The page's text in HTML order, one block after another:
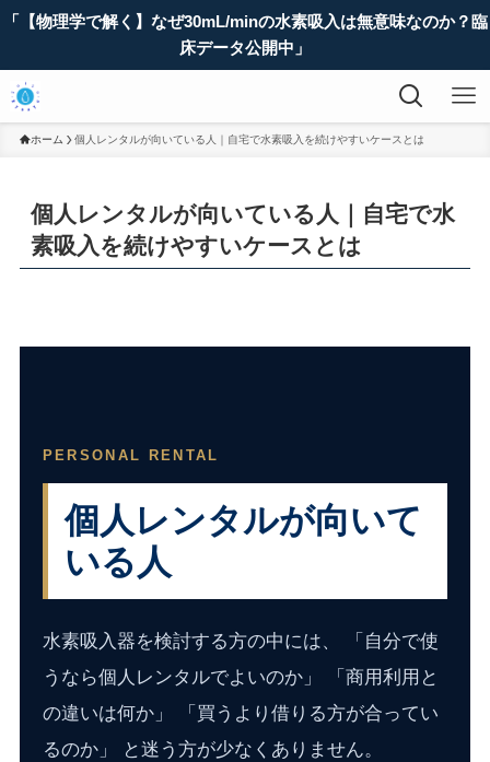
「【物理学で解く】なぜ30mL/minの水素吸入は無意味なのか？臨
床データ公開中」
ホーム 個人レンタルが向いている人｜自宅で水素吸入を続けやすいケースとは
個人レンタルが向いている人｜自宅で水
素吸入を続けやすいケースとは
PERSONAL RENTAL
個人レンタルが向いて
いる人
水素吸入器を検討する方の中には、 「自分で使
うなら個人レンタルでよいのか」 「商用利用と
の違いは何か」 「買うより借りる方が合ってい
るのか」 と迷う方が少なくありません。